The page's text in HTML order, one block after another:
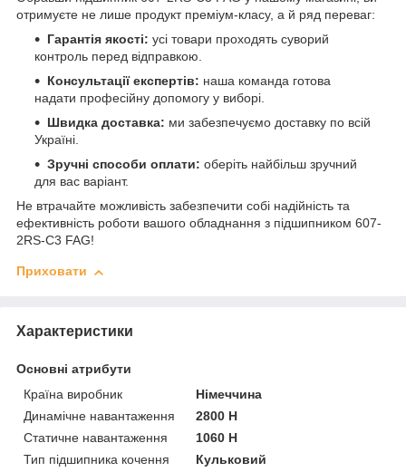
отримуєте не лише продукт преміум-класу, а й ряд переваг:
Гарантія якості: усі товари проходять суворий
контроль перед відправкою.
Консультації експертів: наша команда готова
надати професійну допомогу у виборі.
Швидка доставка: ми забезпечуємо доставку по всій
Україні.
Зручні способи оплати: оберіть найбільш зручний
для вас варіант.
Не втрачайте можливість забезпечити собі надійність та
ефективність роботи вашого обладнання з підшипником 607-
2RS-C3 FAG!
Приховати
Характеристики
Основні атрибути
Країна виробник
Німеччина
Динамічне навантаження
2800 Н
Статичне навантаження
1060 Н
Тип підшипника кочення
Кульковий